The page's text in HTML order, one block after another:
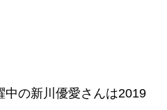
の新川優愛さんは2019